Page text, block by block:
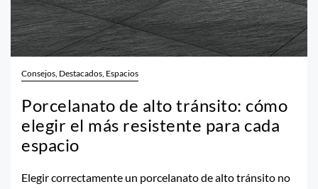
Consejos, Destacados, Espacios
Porcelanato de alto tránsito: cómo
elegir el más resistente para cada
espacio
Elegir correctamente un porcelanato de alto tránsito no